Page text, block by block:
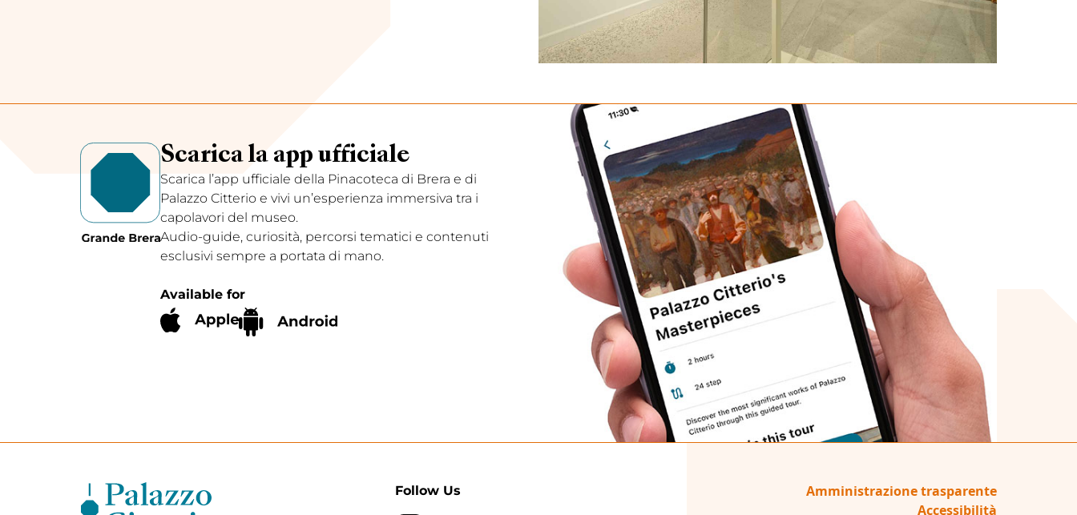
Scarica la app ufficiale
Scarica l’app ufficiale della Pinacoteca di Brera e di
Palazzo Citterio e vivi un’esperienza immersiva tra i
capolavori del museo.
Audio-guide, curiosità, percorsi tematici e contenuti
esclusivi sempre a portata di mano.
Available for
Follow Us
Amministrazione trasparente
Accessibilità